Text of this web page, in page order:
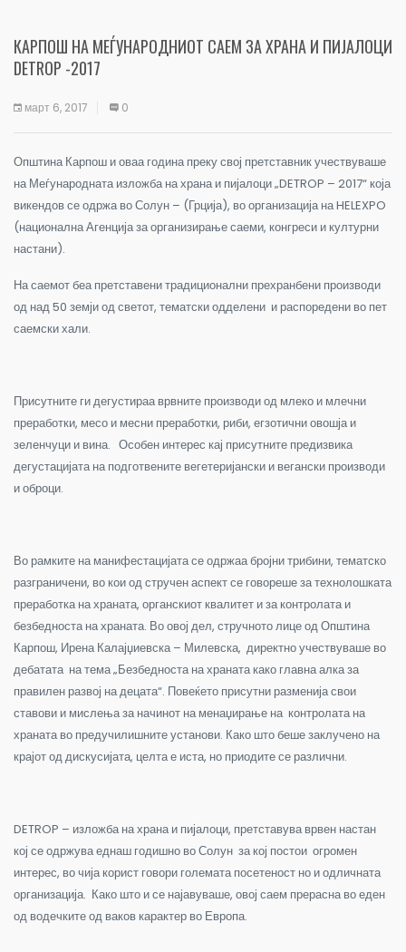
КАРПОШ НА МЕЃУНАРОДНИОТ САЕМ ЗА ХРАНА И ПИЈАЛОЦИ
DETROP -2017
март 6, 2017 0
Општина Карпош и оваа година преку свој претставник учествуваше
на Меѓународната изложба на храна и пијалоци „DETROP – 2017“ која
викендов се одржа во Солун – (Грција), во организација на HELEXPO
(национална Агенција за организирање саеми, конгреси и културни
настани).
На саемот беа претставени традиционални прехранбени производи
од над 50 земји од светот, тематски одделени и распоредени во пет
саемски хали.
Присутните ги дегустираа врвните производи од млеко и млечни
преработки, месо и месни преработки, риби, егзотични овошја и
зеленчуци и вина. Особен интерес кај присутните предизвика
дегустацијата на подготвените вегетеријански и вегански производи
и оброци.
Во рамките на манифестацијата се одржаа бројни трибини, тематско
разграничени, во кои од стручен аспект се говореше за технолошката
преработка на храната, органскиот квалитет и за контролата и
безбедноста на храната. Во овој дел, стручното лице од Општина
Карпош, Ирена Калајџиевска – Милевска, директно учествуваше во
дебатата на тема „Безбедноста на храната како главна алка за
правилен развој на децата“. Повеќето присутни разменија свои
ставови и мислења за начинот на менаџирање на контролата на
храната во предучилишните установи. Како што беше заклучено на
крајот од дискусијата, целта е иста, но приодите се различни.
DETROP – изложба на храна и пијалоци, претставува врвен настан
кој се одржува еднаш годишно во Солун за кој постои огромен
интерес, во чија корист говори големата посетеност но и одличната
организација. Како што и се најавуваше, овој саем прерасна во еден
од водечките од ваков карактер во Европа.